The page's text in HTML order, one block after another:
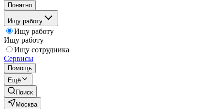
Понятно
Ищу работу
Ищу работу
Ищу работу
Ищу сотрудника
Сервисы
Помощь
Ещё
Поиск
Москва